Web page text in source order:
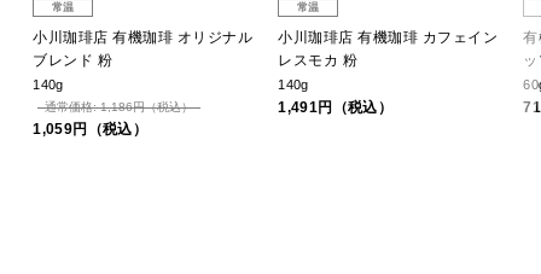
常温
小川珈琲店 有機珈琲 オリジナル
ブレンド 粉
140g
通常価格: 1,186円（税込）
1,059円（税込）
常温
小川珈琲店 有機珈琲 カフェイン
レスモカ 粉
140g
1,491円（税込）